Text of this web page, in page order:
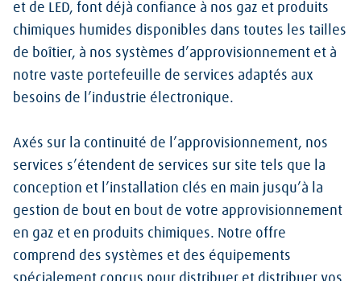
et de LED, font déjà confiance à nos gaz et produits
chimiques humides disponibles dans toutes les tailles
de boîtier, à nos systèmes d’approvisionnement et à
notre vaste portefeuille de services adaptés aux
besoins de l’industrie électronique.
Axés sur la continuité de l’approvisionnement, nos
services s’étendent de services sur site tels que la
conception et l’installation clés en main jusqu’à la
gestion de bout en bout de votre approvisionnement
en gaz et en produits chimiques. Notre offre
comprend des systèmes et des équipements